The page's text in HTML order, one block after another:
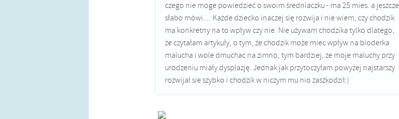
czego nie moge powiedzieć o swoim średniaczku - ma 25 mies. a jeszcze
słabo mówi.... Każde dziecko inaczej się rozwija i nie wiem, czy chodzik
ma konkretny na to wpływ czy nie. Nie używam chodzika tylko dlatego,
że czytałam artykuły, o tym, że chodzik może miec wpływ na bioderka
malucha i wole dmuchac na zimno, tym bardziej, że moje maluchy przy
urodzeniu miały dysplazję. Jednak jak przytoczyłam powyżej najstarszy
rozwijał sie szybko i chodzik w niczym mu nio zaszkodził:)